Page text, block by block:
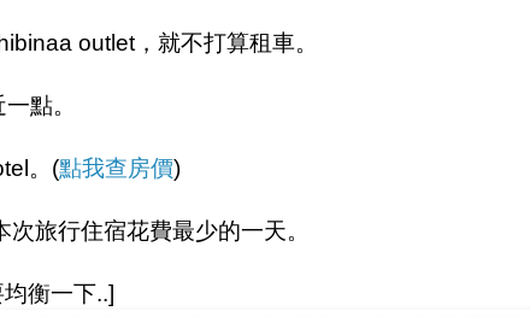
outlet，就不打算租車。
點。
。(點我查房價)
旅行住宿花費最少的一天。
衡一下..]